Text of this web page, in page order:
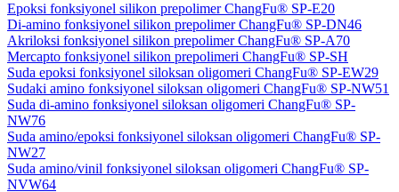
Epoksi fonksiyonel silikon prepolimer ChangFu® SP-E20
Di-amino fonksiyonel silikon prepolimer ChangFu® SP-DN46
Akriloksi fonksiyonel silikon prepolimer ChangFu® SP-A70
Mercapto fonksiyonel silikon prepolimeri ChangFu® SP-SH
Suda epoksi fonksiyonel siloksan oligomeri ChangFu® SP-EW29
Sudaki amino fonksiyonel siloksan oligomeri ChangFu® SP-NW51
Suda di-amino fonksiyonel siloksan oligomeri ChangFu® SP-
NW76
Suda amino/epoksi fonksiyonel siloksan oligomeri ChangFu® SP-
NW27
Suda amino/vinil fonksiyonel siloksan oligomeri ChangFu® SP-
NVW64